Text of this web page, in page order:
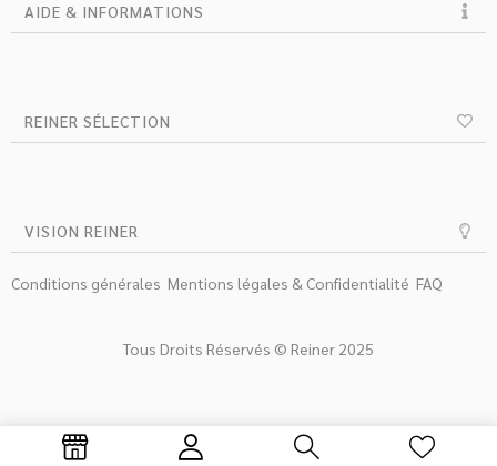
AIDE & INFORMATIONS
REINER SÉLECTION
VISION REINER
Conditions générales Mentions légales & Confidentialité FAQ
Tous Droits Réservés © Reiner 2025